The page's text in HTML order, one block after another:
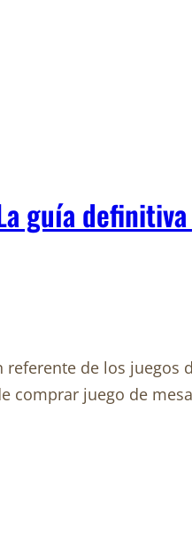
guía
de los juegos
comprar juego de